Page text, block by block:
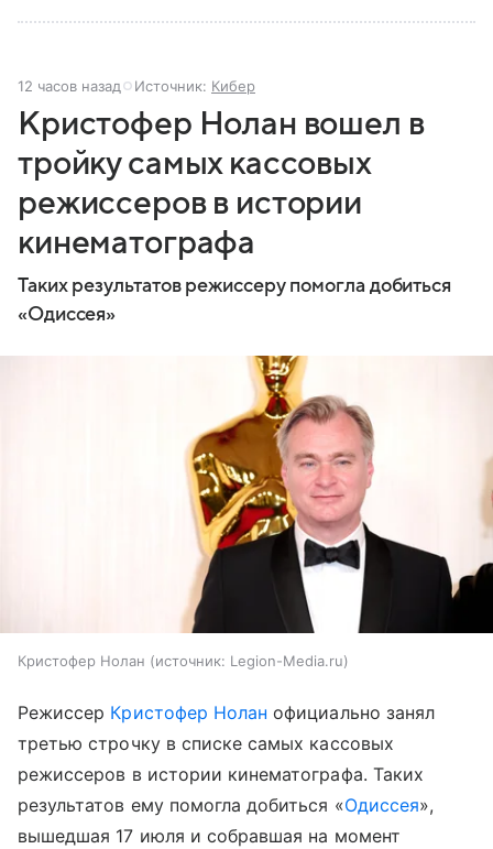
12 часов назад Источник: Кибер
Кристофер Нолан вошел в
тройку самых кассовых
режиссеров в истории
кинематографа
Таких результатов режиссеру помогла добиться
«Одиссея»
Кристофер Нолан источник: Legion-Media.ru
Режиссер Кристофер Нолан официально занял
третью строчку в списке самых кассовых
режиссеров в истории кинематографа. Таких
результатов ему помогла добиться «Одиссея»,
вышедшая 17 июля и собравшая на момент